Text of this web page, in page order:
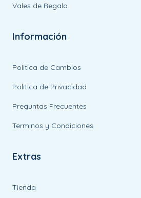
Vales de Regalo
Información
Politica de Cambios
Politica de Privacidad
Preguntas Frecuentes
Terminos y Condiciones
Extras
Tienda